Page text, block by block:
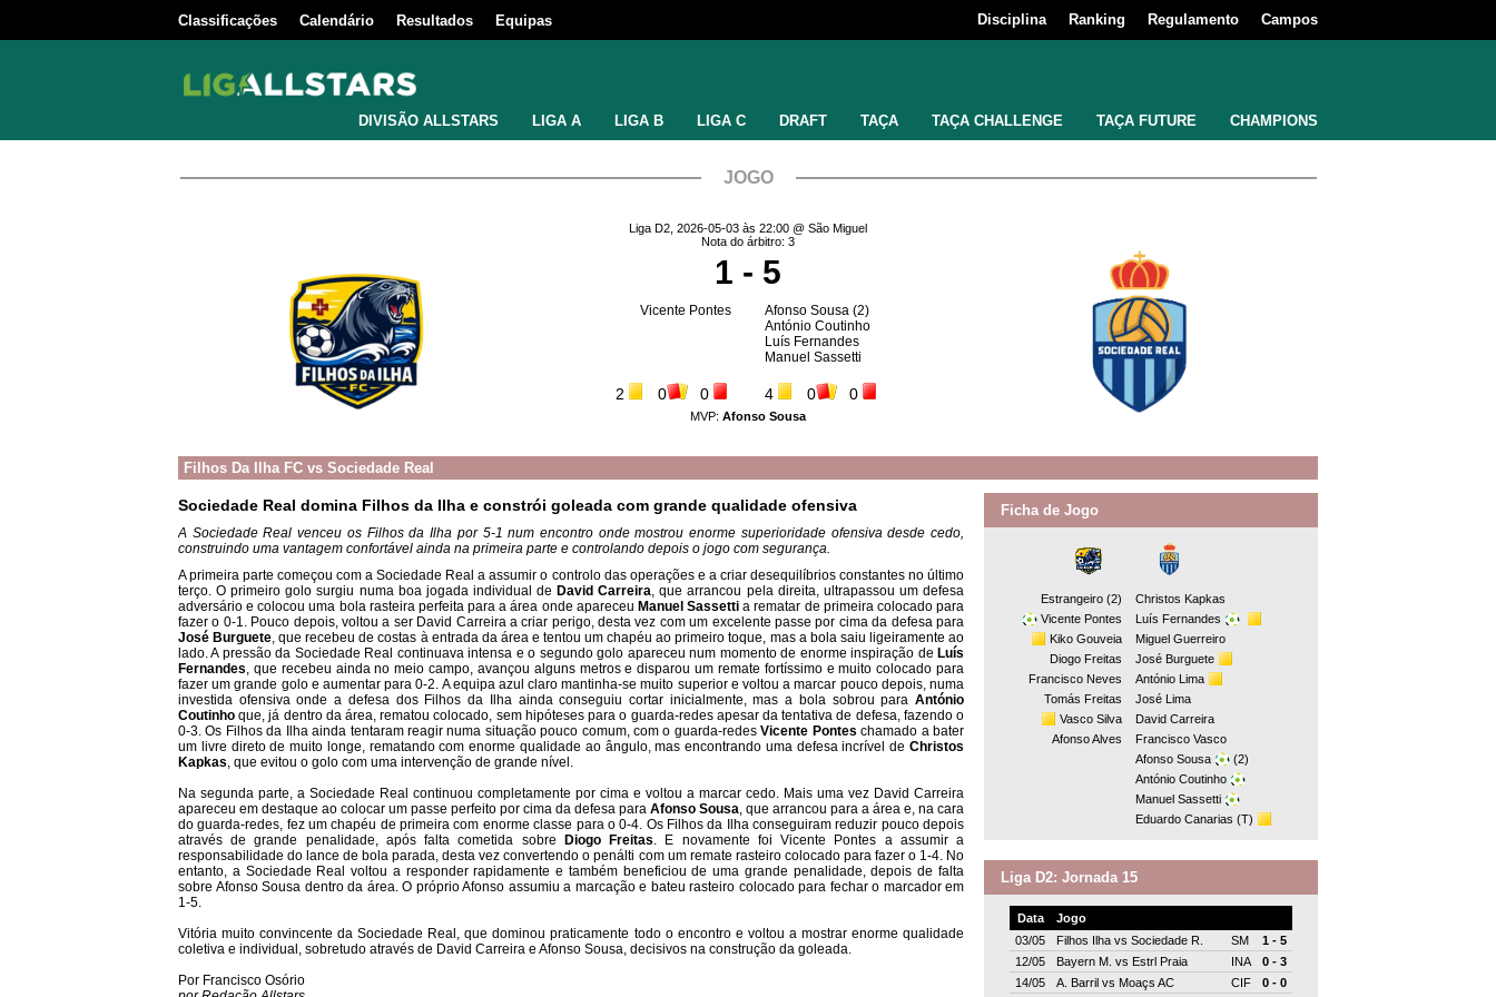
Classificações Calendário Resultados Equipas Disciplina Ranking Regulamento Campos
DIVISÃO ALLSTARS LIGA A LIGA B LIGA C DRAFT TAÇA TAÇA CHALLENGE TAÇA FUTURE CHAMPIONS
JOGO
Liga D2, 2026-05-03 às 22:00 @ São Miguel
Nota do árbitro: 3
1 - 5
Vicente Pontes Afonso Sousa (2)
António Coutinho
Luís Fernandes
Manuel Sassetti
2 0 0 4 0 0
MVP: Afonso Sousa
Filhos Da Ilha FC vs Sociedade Real
Sociedade Real domina Filhos da Ilha e constrói goleada com grande qualidade ofensiva
A Sociedade Real venceu os Filhos da Ilha por 5-1 num encontro onde mostrou enorme superioridade ofensiva desde cedo,
construindo uma vantagem confortável ainda na primeira parte e controlando depois o jogo com segurança.
A primeira parte começou com a Sociedade Real a assumir o controlo das operações e a criar desequilíbrios constantes no último
terço. O primeiro golo surgiu numa boa jogada individual de David Carreira, que arrancou pela direita, ultrapassou um defesa
adversário e colocou uma bola rasteira perfeita para a área onde apareceu Manuel Sassetti a rematar de primeira colocado para
fazer o 0-1. Pouco depois, voltou a ser David Carreira a criar perigo, desta vez com um excelente passe por cima da defesa para
José Burguete, que recebeu de costas à entrada da área e tentou um chapéu ao primeiro toque, mas a bola saiu ligeiramente ao
lado. A pressão da Sociedade Real continuava intensa e o segundo golo apareceu num momento de enorme inspiração de Luís
Fernandes, que recebeu ainda no meio campo, avançou alguns metros e disparou um remate fortíssimo e muito colocado para
fazer um grande golo e aumentar para 0-2. A equipa azul claro mantinha-se muito superior e voltou a marcar pouco depois, numa
investida ofensiva onde a defesa dos Filhos da Ilha ainda conseguiu cortar inicialmente, mas a bola sobrou para António
Coutinho que, já dentro da área, rematou colocado, sem hipóteses para o guarda-redes apesar da tentativa de defesa, fazendo o
0-3. Os Filhos da Ilha ainda tentaram reagir numa situação pouco comum, com o guarda-redesVicente Pontes chamado a bater
um livre direto de muito longe, rematando com enorme qualidade ao ângulo, mas encontrando uma defesa incrível de Christos
Kapkas, que evitou o golo com uma intervenção de grande nível.
Na segunda parte, a Sociedade Real continuou completamente por cima e voltou a marcar cedo. Mais uma vez David Carreira
apareceu em destaque ao colocar um passe perfeito por cima da defesa para Afonso Sousa, que arrancou para a área e, na cara
do guarda-redes, fez um chapéu de primeira com enorme classe para o 0-4. Os Filhos da Ilha conseguiram reduzir pouco depois
através de grande penalidade, após falta cometida sobre
Diogo Freitas. E novamente foi Vicente Pontes a assumir a
responsabilidade do lance de bola parada, desta vez convertendo o penálti com um remate rasteiro colocado para fazer o 1-4. No
entanto, a Sociedade Real voltou a responder rapidamente e também beneficiou de uma grande penalidade, depois de falta
sobre Afonso Sousa dentro da área. O próprio Afonso assumiu a marcação e bateu rasteiro colocado para fechar o marcador em
1-5.
Vitória muito convincente da Sociedade Real, que dominou praticamente todo o encontro e voltou a mostrar enorme qualidade
coletiva e individual, sobretudo através de David Carreira e Afonso Sousa, decisivos na construção da goleada.
Por Francisco Osório
Ficha de Jogo
Estrangeiro (2)
Christos Kapkas
Vicente Pontes
Luís Fernandes
Kiko Gouveia
Miguel Guerreiro
Diogo Freitas
José Burguete
Francisco Neves
António Lima
Tomás Freitas
José Lima
Vasco Silva
David Carreira
Afonso Alves
Francisco Vasco
Afonso Sousa
(2)
António Coutinho
Manuel Sassetti
Eduardo Canarias (T)
Liga D2: Jornada 15
Data
Jogo
03/05
Filhos Ilha vs Sociedade R. SM
1 - 5
12/05
Bayern M. vs Estrl Praia INA
0 - 3
14/05
A. Barril vs Moaçs AC CIF 0 - 0